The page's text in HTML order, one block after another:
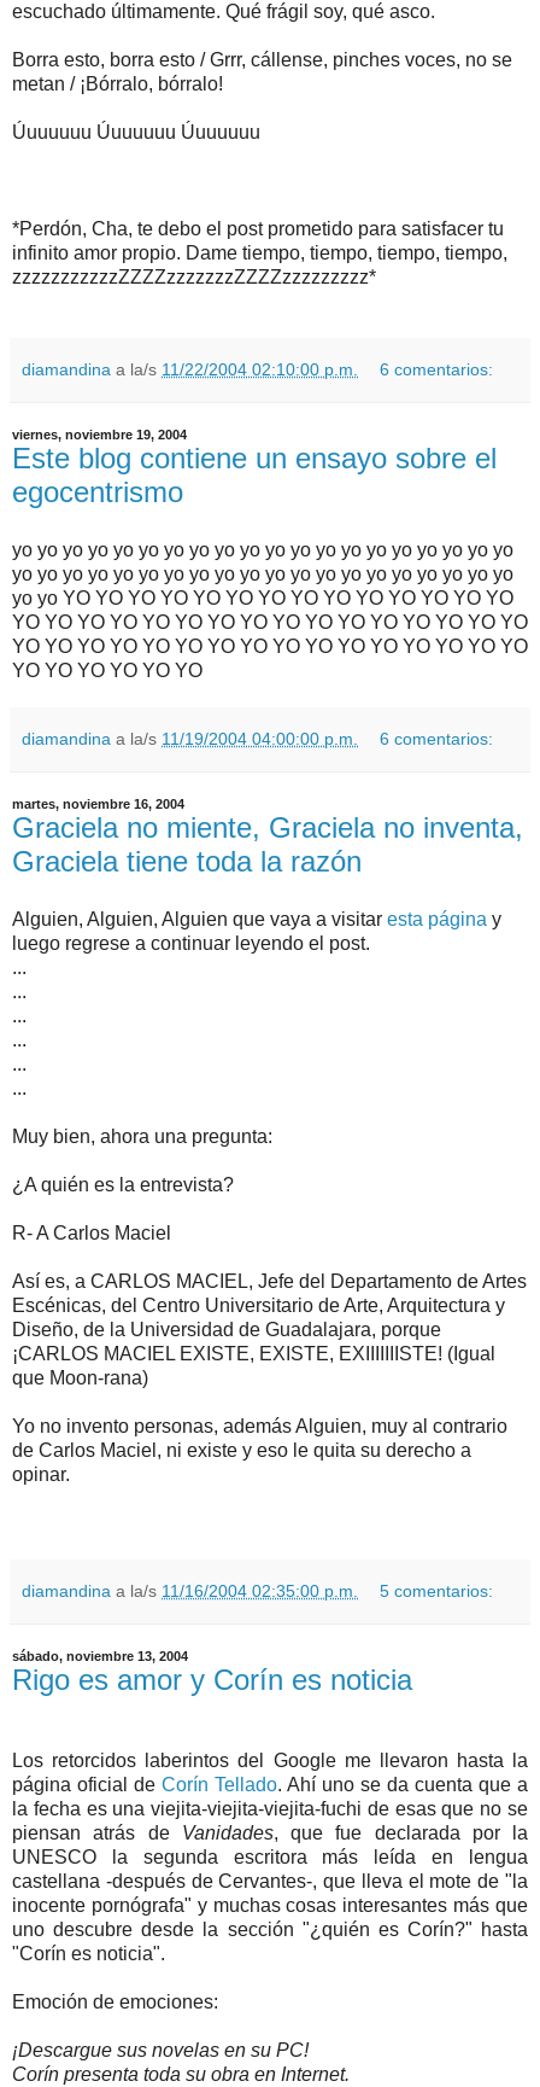
escuchado últimamente. Qué frágil soy, qué asco.
Borra esto, borra esto / Grrr, cállense, pinches voces, no se
metan / ¡Bórralo, bórralo!
Úuuuuuu Úuuuuuu Úuuuuuu
*Perdón, Cha, te debo el post prometido para satisfacer tu
infinito amor propio. Dame tiempo, tiempo, tiempo, tiempo,
zzzzzzzzzzzZZZZzzzzzzzZZZZzzzzzzzzz*
diamandina a la/s 11/22/2004 02:10:00 p.m. 6 comentarios:
viernes, noviembre 19, 2004
Este blog contiene un ensayo sobre el
egocentrismo
yo yo yo yo yo yo yo yo yo yo yo yo yo yo yo yo yo yo yo yo
yo yo yo yo yo yo yo yo yo yo yo yo yo yo yo yo yo yo yo yo
yo yo YO YO YO YO YO YO YO YO YO YO YO YO YO YO
YO YO YO YO YO YO YO YO YO YO YO YO YO YO YO YO
YO YO YO YO YO YO YO YO YO YO YO YO YO YO YO YO
YO YO YO YO YO YO
diamandina a la/s 11/19/2004 04:00:00 p.m. 6 comentarios:
martes, noviembre 16, 2004
Graciela no miente, Graciela no inventa,
Graciela tiene toda la razón
Alguien, Alguien, Alguien que vaya a visitar esta página y
luego regrese a continuar leyendo el post.
...
...
...
...
...
...
Muy bien, ahora una pregunta:
¿A quién es la entrevista?
R- A Carlos Maciel
Así es, a CARLOS MACIEL, Jefe del Departamento de Artes
Escénicas, del Centro Universitario de Arte, Arquitectura y
Diseño, de la Universidad de Guadalajara, porque
¡CARLOS MACIEL EXISTE, EXISTE, EXIIIIIIISTE! (Igual
que Moon-rana)
Yo no invento personas, además Alguien, muy al contrario
de Carlos Maciel, ni existe y eso le quita su derecho a
opinar.
diamandina a la/s 11/16/2004 02:35:00 p.m. 5 comentarios:
sábado, noviembre 13, 2004
Rigo es amor y Corín es noticia
Los retorcidos laberintos del Google me llevaron hasta la
página oficial de Corín Tellado. Ahí uno se da cuenta que a
la fecha es una viejita-viejita-viejita-fuchi de esas que no se
piensan atrás de Vanidades, que fue declarada por la
UNESCO la segunda escritora más leída en lengua
castellana -después de Cervantes-, que lleva el mote de "la
inocente pornógrafa" y muchas cosas interesantes más que
uno descubre desde la sección "¿quién es Corín?" hasta
"Corín es noticia".
Emoción de emociones:
¡Descargue sus novelas en su PC!
Corín presenta toda su obra en Internet.